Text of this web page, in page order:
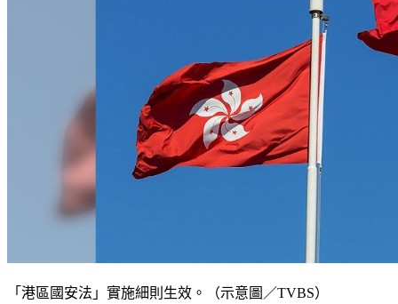
「港區國安法」實施細則生效。（示意圖／TVBS）